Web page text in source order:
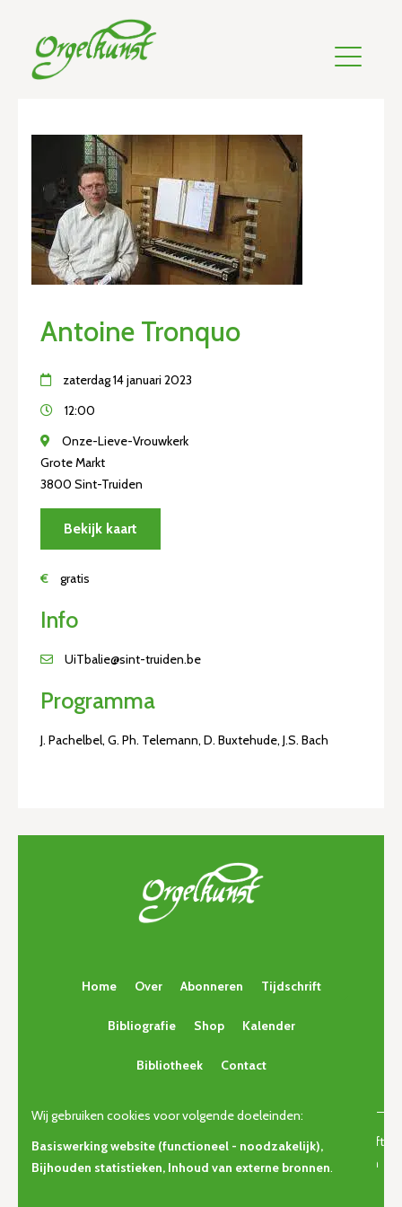
Antoine Tronquo
zaterdag 14 januari 2023
12:00
Onze-Lieve-Vrouwkerk
Grote Markt
3800 Sint-Truiden
Bekijk kaart
€ gratis
Info
UiTbalie@sint-truiden.be
Programma
J. Pachelbel, G. Ph. Telemann, D. Buxtehude, J.S. Bach
Home Over Abonneren Tijdschrift
Bibliografie Shop Kalender
Bibliotheek Contact
© Copyright 2026 | Orgelkunst | Vlaams cultureel-erfgoedtijdschrift
voor orgelcultuur van gisteren, vandaag en morgen. • Alle rechten
Wij gebruiken cookies voor volgende doeleinden:
Basiswerking website (functioneel - noodzakelijk),
Bijhouden statistieken, Inhoud van externe bronnen.